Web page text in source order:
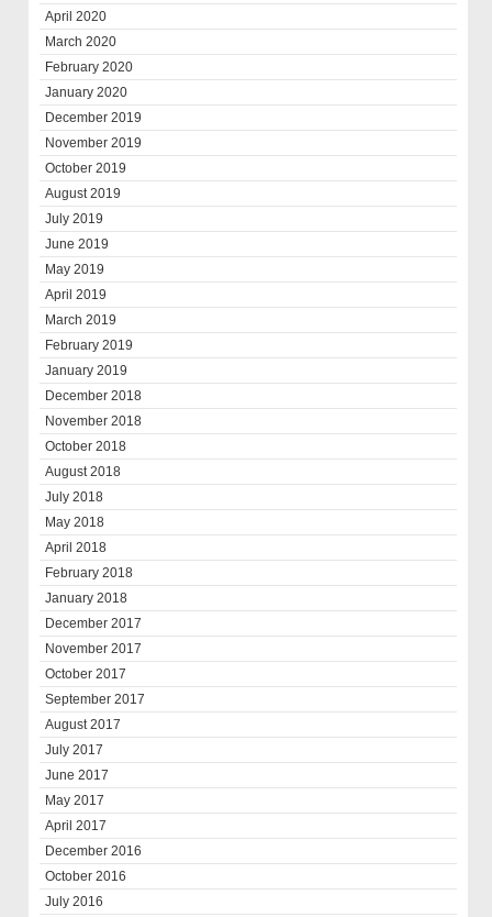
April 2020
March 2020
February 2020
January 2020
December 2019
November 2019
October 2019
August 2019
July 2019
June 2019
May 2019
April 2019
March 2019
February 2019
January 2019
December 2018
November 2018
October 2018
August 2018
July 2018
May 2018
April 2018
February 2018
January 2018
December 2017
November 2017
October 2017
September 2017
August 2017
July 2017
June 2017
May 2017
April 2017
December 2016
October 2016
July 2016